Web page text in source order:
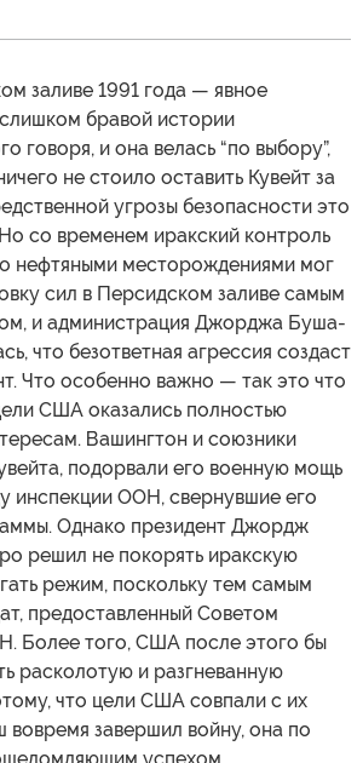
заливе 1991 года — явное
бравой истории
говоря, и она велась “по выбору”,
не стоило оставить Кувейт за
угрозы безопасности это
со временем иракский контроль
нефтяными месторождениями мог
сил в Персидском заливе самым
и администрация Джорджа Буша-
что безответная агрессия создаст
Что особенно важно — так это что
США оказались полностью
Вашингтон и союзники
подорвали его военную мощь
инспекции ООН, свернувшие его
Однако президент Джордж
решил не покорять иракскую
режим, поскольку тем самым
предоставленный Советом
Более того, США после этого бы
расколотую и разгневанную
что цели США совпали с их
вовремя завершил войну, она по
успехом.